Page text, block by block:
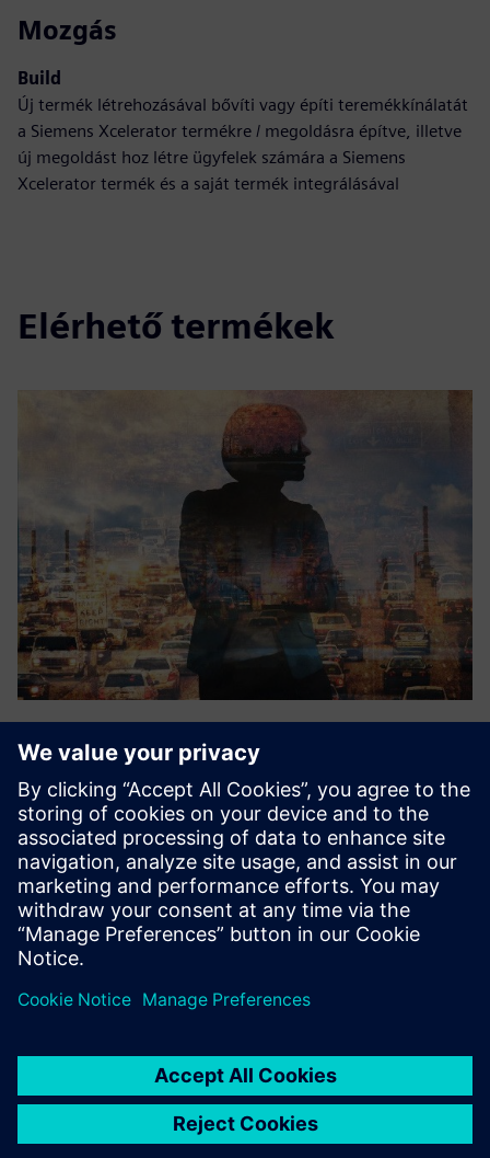
Mozgás
Build
Új termék létrehozásával bővíti vagy építi teremékkínálatát
a Siemens Xcelerator termékre / megoldásra építve, illetve
új megoldást hoz létre ügyfelek számára a Siemens
Xcelerator termék és a saját termék integrálásával
Elérhető termékek
IAQ sensor technologies
A moduláris IAQ érzékelő megoldást kereső Siemens
ügyfelei kihasználhatják a ThinkLite Flair IAQ érzékelő
platform kínálatát. A Siemens és a ThinkLite olyan
integrációt hoz létre, amely lehetővé teszi ügyfeleink
számára, hogy való...
További információk